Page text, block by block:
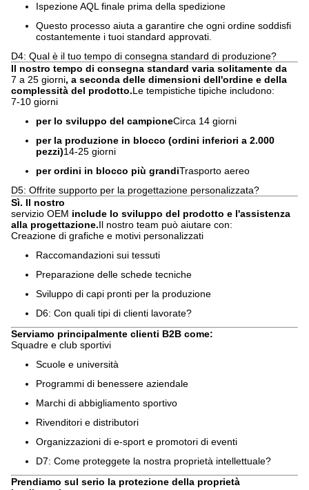
Ispezione AQL finale prima della spedizione
Questo processo aiuta a garantire che ogni ordine soddisfi
costantemente i tuoi standard approvati.
D4: Qual è il tuo tempo di consegna standard di produzione?
Il nostro tempo di consegna standard varia solitamente da
7 a 25 giorni, a seconda delle dimensioni dell'ordine e della
complessità del prodotto.Le tempistiche tipiche includono:
7-10 giorni
per lo sviluppo del campioneCirca 14 giorni
per la produzione in blocco (ordini inferiori a 2.000
pezzi)14-25 giorni
per ordini in blocco più grandiTrasporto aereo
D5: Offrite supporto per la progettazione personalizzata?
Sì. Il nostro
servizio OEM include lo sviluppo del prodotto e l'assistenza
alla progettazione.Il nostro team può aiutare con:
Creazione di grafiche e motivi personalizzati
Raccomandazioni sui tessuti
Preparazione delle schede tecniche
Sviluppo di capi pronti per la produzione
D6: Con quali tipi di clienti lavorate?
Serviamo principalmente clienti B2B come:
Squadre e club sportivi
Scuole e università
Programmi di benessere aziendale
Marchi di abbigliamento sportivo
Rivenditori e distributori
Organizzazioni di e-sport e promotori di eventi
D7: Come proteggete la nostra proprietà intellettuale?
Prendiamo sul serio la protezione della proprietà